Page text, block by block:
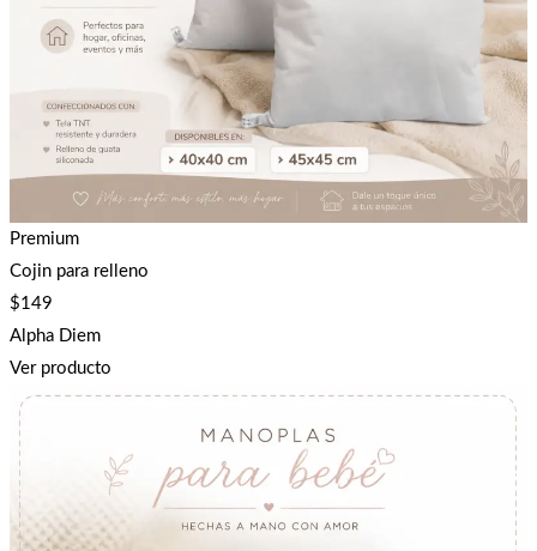
Premium
Cojin para relleno
$149
Alpha Diem
Ver producto